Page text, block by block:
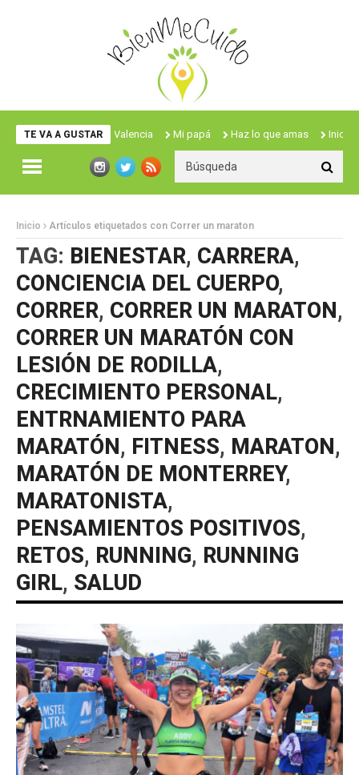
TE VA A GUSTARValencia Mi papá Haz lo que amas Iniciación
Inicio Artículos etiquetados con Correr un maraton
TAG: BIENESTAR, CARRERA,
CONCIENCIA DEL CUERPO,
CORRER, CORRER UN MARATON,
CORRER UN MARATÓN CON
LESIÓN DE RODILLA,
CRECIMIENTO PERSONAL,
ENTRNAMIENTO PARA
MARATÓN, FITNESS, MARATON,
MARATÓN DE MONTERREY,
MARATONISTA,
PENSAMIENTOS POSITIVOS,
RETOS, RUNNING, RUNNING
GIRL, SALUD